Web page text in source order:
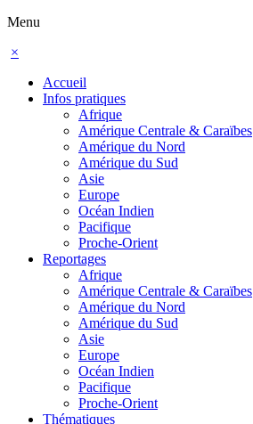
Menu
×
Accueil
Infos pratiques
Afrique
Amérique Centrale & Caraïbes
Amérique du Nord
Amérique du Sud
Asie
Europe
Océan Indien
Pacifique
Proche-Orient
Reportages
Afrique
Amérique Centrale & Caraïbes
Amérique du Nord
Amérique du Sud
Asie
Europe
Océan Indien
Pacifique
Proche-Orient
Thématiques